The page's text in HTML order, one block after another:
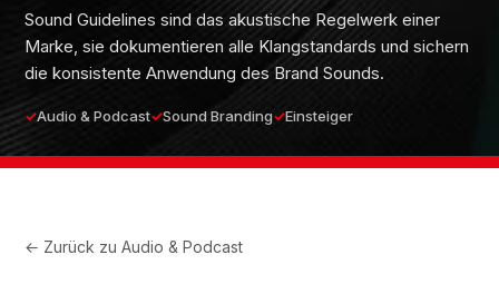
Sound Guidelines sind das akustische Regelwerk einer
Marke, sie dokumentieren alle Klangstandards und sichern
die konsistente Anwendung des Brand Sounds.
Audio & Podcast Sound Branding Einsteiger
← Zurück zuAudio & Podcast